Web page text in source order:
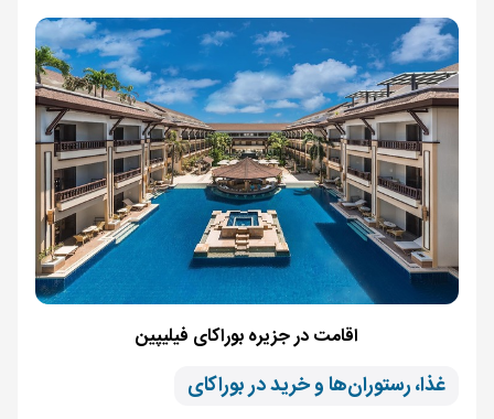
اقامت در جزیره بوراکای فیلیپین
غذا، رستوران‌ها و خرید در بوراکای